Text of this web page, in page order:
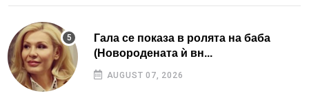
Гала се показа в ролята на баба
(Новородената ѝ вн...
AUGUST 07, 2026